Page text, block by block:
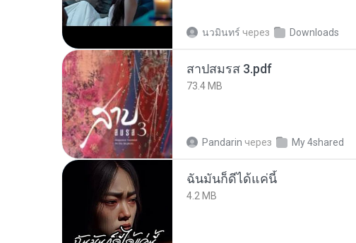
นวมินทร์ через Downloads
สาปสมรส 3.pdf
73.4 MB
Pandarin через My 4shared
ฉันมันก็ดีได้แค่นี้
4.2 MB